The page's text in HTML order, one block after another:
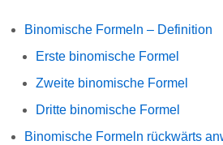
Binomische Formeln – Definition
Erste binomische Formel
Zweite binomische Formel
Dritte binomische Formel
Binomische Formeln rückwärts